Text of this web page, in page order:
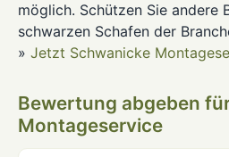
möglich. Schützen Sie andere
schwarzen Schafen der
» Jetzt Schwanicke
Bewertung abgeben
Montageservice